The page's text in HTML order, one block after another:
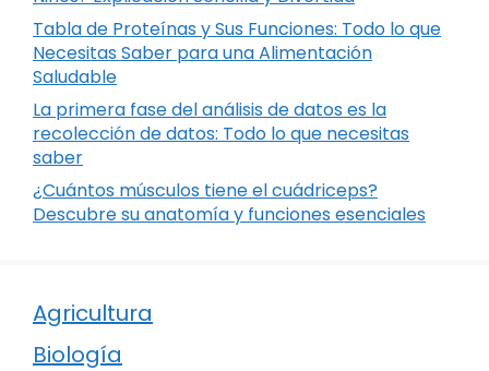
Tabla de Proteínas y Sus Funciones: Todo lo que
Necesitas Saber para una Alimentación
Saludable
La primera fase del análisis de datos es la
recolección de datos: Todo lo que necesitas
saber
¿Cuántos músculos tiene el cuádriceps?
Descubre su anatomía y funciones esenciales
Agricultura
Biología